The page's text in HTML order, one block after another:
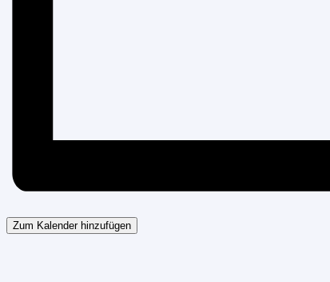
Zum Kalender hinzufügen